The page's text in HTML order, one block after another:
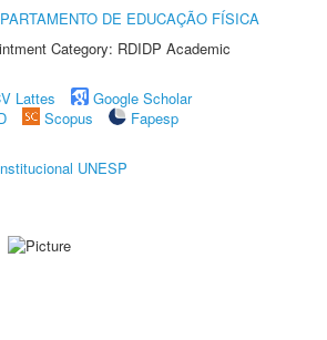
DE EDUCAÇÃO FÍSICA
Category: RDIDP Academic
Lattes
Google Scholar
Scopus
Fapesp
UNESP